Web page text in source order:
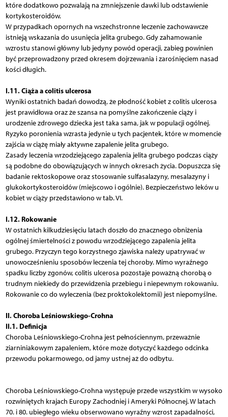
które dodatkowo pozwalają na zmniejszenie dawki lub odstawienie
kortykosteroidów.
W przypadkach opornych na wszechstronne leczenie zachowawcze
istnieją wskazania do usunięcia jelita grubego. Gdy zahamowanie
wzrostu stanowi główny lub jedyny powód operacji, zabieg powinien
być przeprowadzony przed okresem dojrzewania i zarośnięciem nasad
kości długich.
I.11. Ciąża a colitis ulcerosa
Wyniki ostatnich badań dowodzą, że płodność kobiet z colitis ulcerosa
jest prawidłowa oraz że szansa na pomyślne zakończenie ciąży i
urodzenie zdrowego dziecka jest taka sama, jak w populacji ogólnej.
Ryzyko poronienia wzrasta jedynie u tych pacjentek, które w momencie
zajścia w ciążę miały aktywne zapalenie jelita grubego.
Zasady leczenia wrzodziejącego zapalenia jelita grubego podczas ciąży
są podobne do obowiązujących w innych okresach życia. Dopuszcza się
badanie rektoskopowe oraz stosowanie sulfasalazyny, mesalazyny i
glukokortykosteroidów (miejscowo i ogólnie). Bezpieczeństwo leków u
kobiet w ciąży przedstawiono w tab. VI.
I.12. Rokowanie
W ostatnich kilkudziesięciu latach doszło do znacznego obniżenia
ogólnej śmiertelności z powodu wrzodziejącego zapalenia jelita
grubego. Przyczyn tego korzystnego zjawiska należy upatrywać w
unowocześnieniu sposobów leczenia tej choroby. Mimo wyraźnego
spadku liczby zgonów, colitis ulcerosa pozostaje poważną chorobą o
trudnym niekiedy do przewidzenia przebiegu i niepewnym rokowaniu.
Rokowanie co do wyleczenia (bez proktokolektomii) jest niepomyślne.
II. Choroba Leśniowskiego-Crohna
II.1. Definicja
Choroba Leśniowskiego-Crohna jest pełnościennym, przeważnie
ziarniniakowym zapaleniem, które może dotyczyć każdego odcinka
przewodu pokarmowego, od jamy ustnej aż do odbytu.
Choroba Leśniowskiego-Crohna występuje przede wszystkim w wysoko
rozwiniętych krajach Europy Zachodniej i Ameryki Północnej. W latach
70. i 80. ubiegłego wieku obserwowano wyraźny wzrost zapadalności,